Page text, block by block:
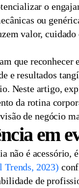
o
ou
valor,
que reconhecer
e resultados
Neste artigo,
da rotina
de negócio
em
não é acessório, é
2023)
de